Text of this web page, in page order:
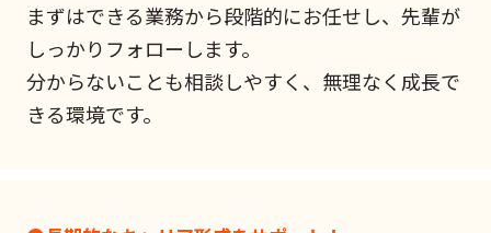
まずはできる業務から段階的にお任せし、先輩が
しっかりフォローします。
分からないことも相談しやすく、無理なく成長で
きる環境です。